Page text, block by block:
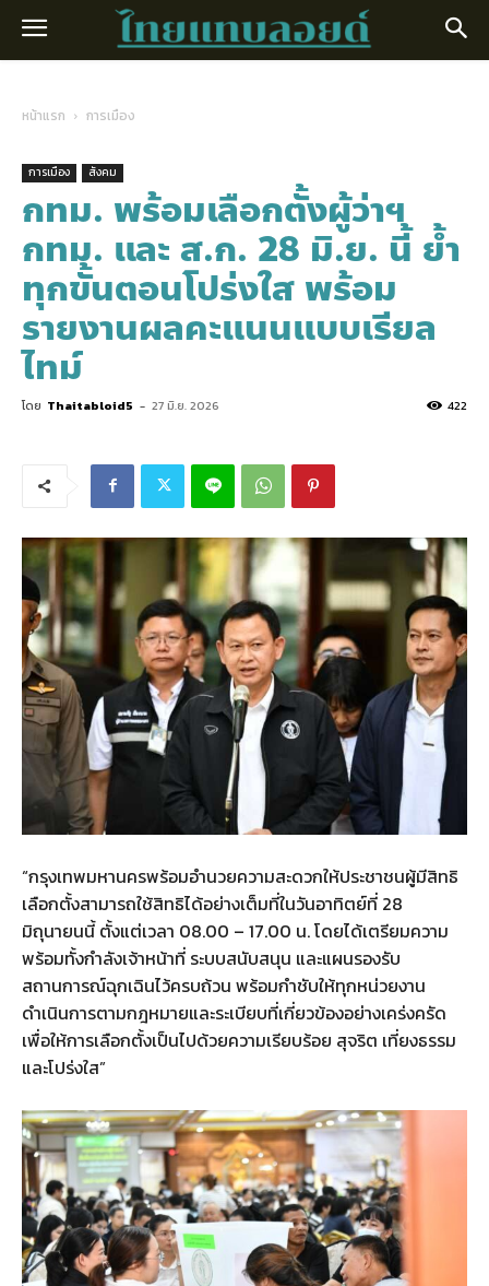
หน้าแรก การเมือง
การเมือง สังคม
กทม. พร้อมเลือกตั้งผู้ว่าฯ
กทม. และ ส.ก. 28 มิ.ย. นี้ ย้ำ
ทุกขั้นตอนโปร่งใส พร้อม
รายงานผลคะแนนแบบเรียล
ไทม์
โดย Thaitabloid5 - 27 มิ.ย. 2026 422
“กรุงเทพมหานครพร้อมอำนวยความสะดวกให้ประชาชนผู้มีสิทธิ
เลือกตั้งสามารถใช้สิทธิได้อย่างเต็มที่ในวันอาทิตย์ที่ 28
มิถุนายนนี้ ตั้งแต่เวลา 08.00 – 17.00 น. โดยได้เตรียมความ
พร้อมทั้งกำลังเจ้าหน้าที่ ระบบสนับสนุน และแผนรองรับ
สถานการณ์ฉุกเฉินไว้ครบถ้วน พร้อมกำชับให้ทุกหน่วยงาน
ดำเนินการตามกฎหมายและระเบียบที่เกี่ยวข้องอย่างเคร่งครัด
เพื่อให้การเลือกตั้งเป็นไปด้วยความเรียบร้อย สุจริต เที่ยงธรรม
และโปร่งใส”